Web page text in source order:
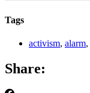
Tags
activism, alarm,
Share: